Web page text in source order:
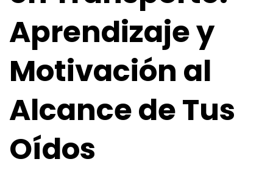
Aprendizaje y
Motivación al
Alcance de Tus
Oídos